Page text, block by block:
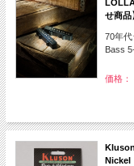
せ商品
70年
Bass
価格：
Nickel